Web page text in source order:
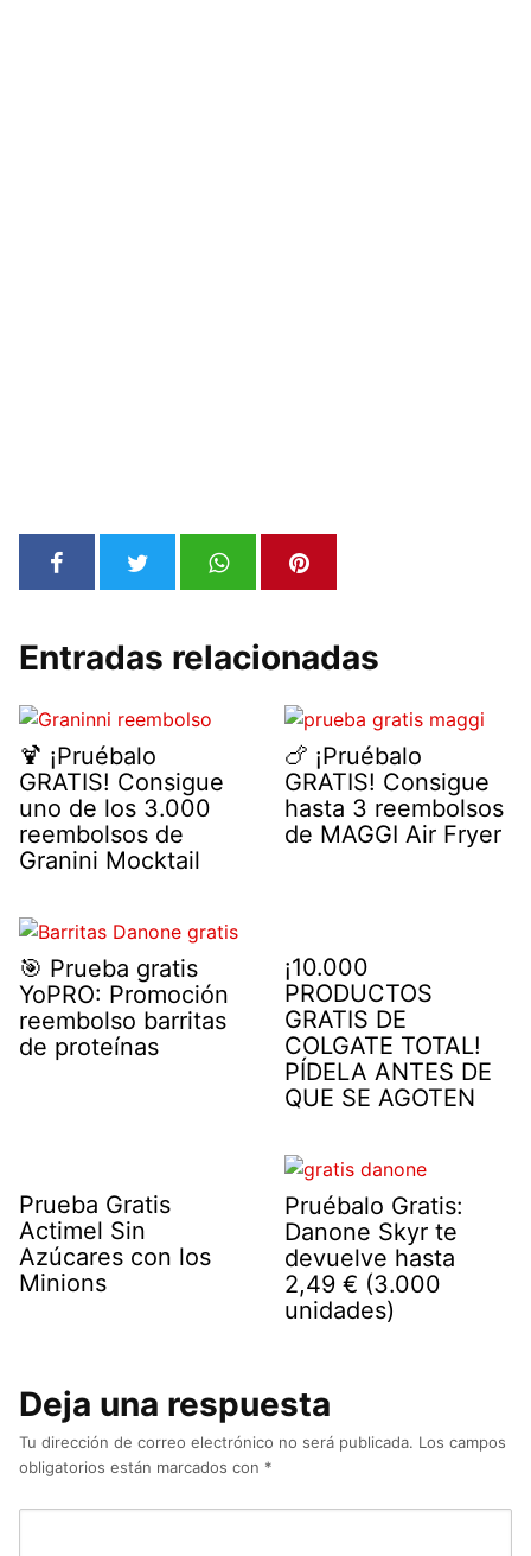
Entradas relacionadas
🍹 ¡Pruébalo
GRATIS! Consigue
uno de los 3.000
reembolsos de
Granini Mocktail
🍗 ¡Pruébalo
GRATIS! Consigue
hasta 3 reembolsos
de MAGGI Air Fryer
🎯 Prueba gratis
YoPRO: Promoción
reembolso barritas
de proteínas
¡10.000
PRODUCTOS
GRATIS DE
COLGATE TOTAL!
PÍDELA ANTES DE
QUE SE AGOTEN
Prueba Gratis
Actimel Sin
Azúcares con los
Minions
Pruébalo Gratis:
Danone Skyr te
devuelve hasta
2,49 € (3.000
unidades)
Deja una respuesta
Tu dirección de correo electrónico no será publicada. Los campos
obligatorios están marcados con *